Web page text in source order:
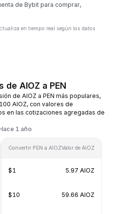
de Bybit para comprar,
en tiempo real según los datos
de AIOZ a PEN
de AIOZ a PEN más populares,
AIOZ, con valores de
en las cotizaciones agregadas de
1 año
Convertir PEN a AIOZValor de AIOZ
$1 5.97 AIOZ
$10 59.66 AIOZ